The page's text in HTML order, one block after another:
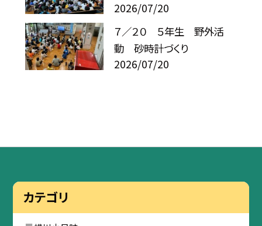
2026/07/20
７／２０ ５年生 野外活
動 砂時計づくり
2026/07/20
カテゴリ